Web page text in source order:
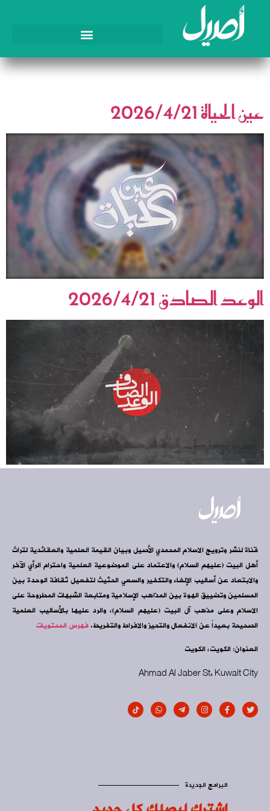
اليوم:21 أبريل، 2026
عين الحياة 2026/4/21
الوعد الصادق 2026/4/21
قناة لنشر وترويج الاسلام المحمدي الأصيل وبيان القيمة العلمية والعقائدية لتراث
أهل البيت (عليهم السلام) والاعتماد على الموضوعية العلمية واحترام الرأي الآخر
والابتعاد عن أساليب الإلغاء والتكفير والسعي الحثيث لتفعيل ثقافة الوحدة بين
المسلمين وتضييق الهوة بين المذاهب الإسلامية ومتابعة الشبهات المطروحة على
الاسلام وعلى مذهب آل البيت (عليهم السلام)، والرد عليها بالأساليب العلمية
الصحيحة بعيداً عن الانفعال والتحيز والافراط والتفريط.فهرس المحتويات
العنوان: الكويت، الكويت
Ahmad Al Jaber St, Kuwait City
البرامج الجديدة